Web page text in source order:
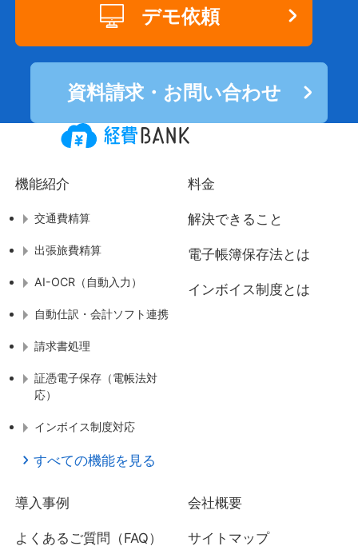
デモ依頼
資料請求・お問い合わせ
機能紹介
交通費精算
出張旅費精算
AI-OCR（自動入力）
自動仕訳・会計ソフト連携
請求書処理
証憑電子保存（電帳法対
応）
インボイス制度対応
すべての機能を見る
料金
解決できること
電子帳簿保存法とは
インボイス制度とは
導入事例
よくあるご質問（FAQ）
会社概要
サイトマップ